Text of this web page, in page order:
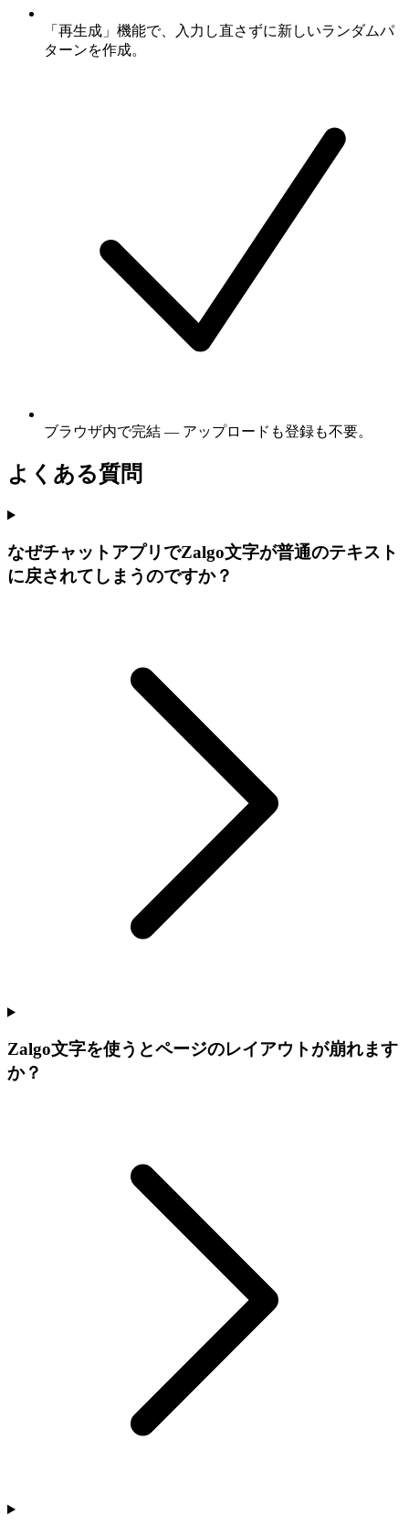
「再生成」機能で、入力し直さずに新しいランダムパ
ターンを作成。
ブラウザ内で完結 — アップロードも登録も不要。
よくある質問
なぜチャットアプリでZalgo文字が普通のテキスト
に戻されてしまうのですか？
Zalgo文字を使うとページのレイアウトが崩れます
か？